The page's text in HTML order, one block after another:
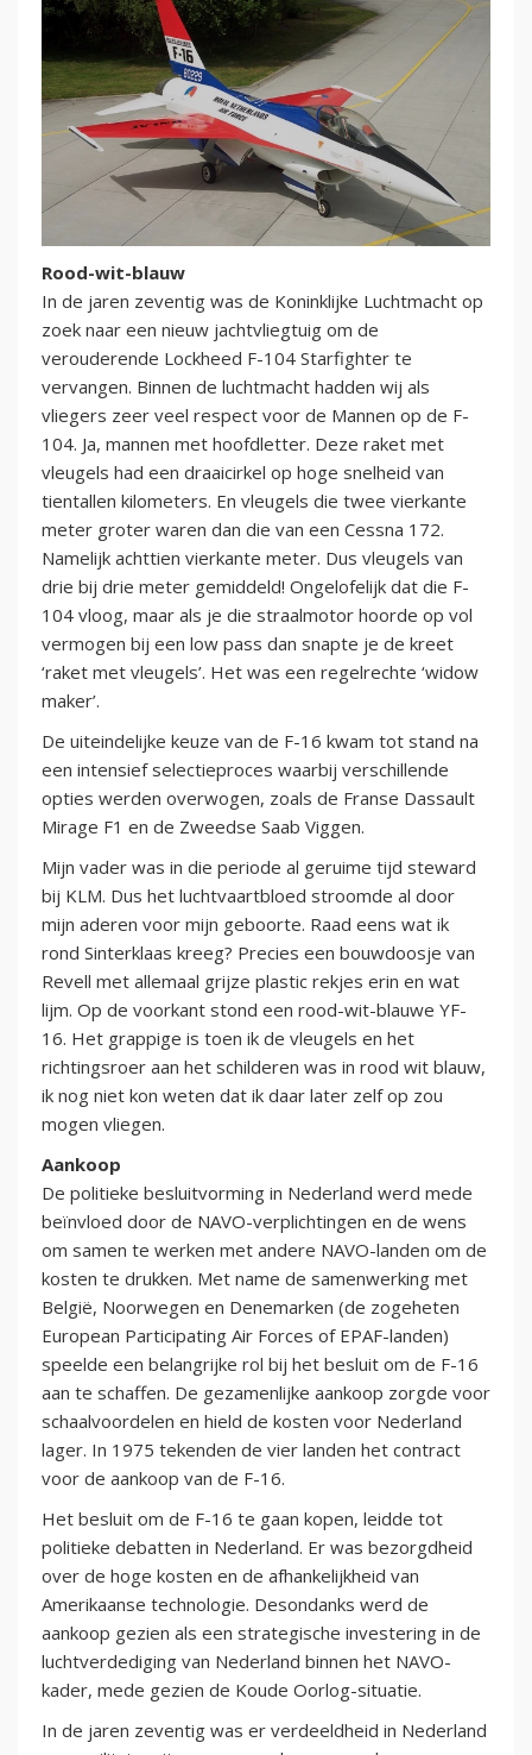
Rood-wit-blauw
In de jaren zeventig was de Koninklijke Luchtmacht op
zoek naar een nieuw jachtvliegtuig om de
verouderende Lockheed F-104 Starfighter te
vervangen. Binnen de luchtmacht hadden wij als
vliegers zeer veel respect voor de Mannen op de F-
104. Ja, mannen met hoofdletter. Deze raket met
vleugels had een draaicirkel op hoge snelheid van
tientallen kilometers. En vleugels die twee vierkante
meter groter waren dan die van een Cessna 172.
Namelijk achttien vierkante meter. Dus vleugels van
drie bij drie meter gemiddeld! Ongelofelijk dat die F-
104 vloog, maar als je die straalmotor hoorde op vol
vermogen bij een low pass dan snapte je de kreet
‘raket met vleugels’. Het was een regelrechte ‘widow
maker’.
De uiteindelijke keuze van de F-16 kwam tot stand na
een intensief selectieproces waarbij verschillende
opties werden overwogen, zoals de Franse Dassault
Mirage F1 en de Zweedse Saab Viggen.
Mijn vader was in die periode al geruime tijd steward
bij KLM. Dus het luchtvaartbloed stroomde al door
mijn aderen voor mijn geboorte. Raad eens wat ik
rond Sinterklaas kreeg? Precies een bouwdoosje van
Revell met allemaal grijze plastic rekjes erin en wat
lijm. Op de voorkant stond een rood-wit-blauwe YF-
16. Het grappige is toen ik de vleugels en het
richtingsroer aan het schilderen was in rood wit blauw,
ik nog niet kon weten dat ik daar later zelf op zou
mogen vliegen.
Aankoop
De politieke besluitvorming in Nederland werd mede
beïnvloed door de NAVO-verplichtingen en de wens
om samen te werken met andere NAVO-landen om de
kosten te drukken. Met name de samenwerking met
België, Noorwegen en Denemarken (de zogeheten
European Participating Air Forces of EPAF-landen)
speelde een belangrijke rol bij het besluit om de F-16
aan te schaffen. De gezamenlijke aankoop zorgde voor
schaalvoordelen en hield de kosten voor Nederland
lager. In 1975 tekenden de vier landen het contract
voor de aankoop van de F-16.
Het besluit om de F-16 te gaan kopen, leidde tot
politieke debatten in Nederland. Er was bezorgdheid
over de hoge kosten en de afhankelijkheid van
Amerikaanse technologie. Desondanks werd de
aankoop gezien als een strategische investering in de
luchtverdediging van Nederland binnen het NAVO-
kader, mede gezien de Koude Oorlog-situatie.
In de jaren zeventig was er verdeeldheid in Nederland